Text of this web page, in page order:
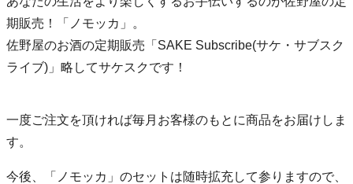
期販売！「ノモッカ」。
佐野屋のお酒の定期販売「SAKE Subscribe(サケ・サブスク
ライブ)」略してサケスクです！
一度ご注文を頂ければ毎月お客様のもとに商品をお届けしま
す。
今後、「ノモッカ」のセットは随時拡充して参りますので、